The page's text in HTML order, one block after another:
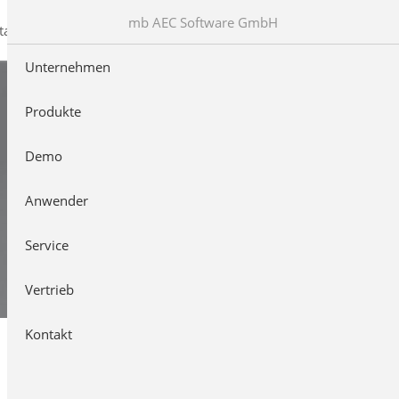
mb AEC Software GmbH
Unternehmen
Produkte
Demo
Anwender
Service
Vertrieb
Kontakt